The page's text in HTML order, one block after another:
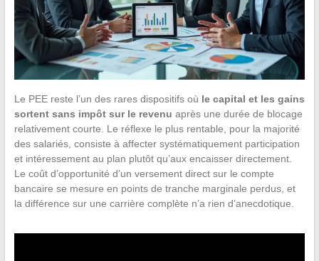
Le PEE reste l’un des rares dispositifs où le capital et les gains
sortent sans impôt sur le revenu après une durée de blocage
relativement courte. Le réflexe le plus rentable, pour la majorité
des salariés, consiste à affecter systématiquement participation
et intéressement au plan plutôt qu’aux encaisser directement.
Le coût d’opportunité d’un versement direct sur le compte
bancaire se mesure en points de tranche marginale perdus, et
la différence sur une carrière complète n’a rien d’anecdotique.